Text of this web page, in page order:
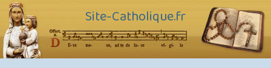
Site-Catholique.fr